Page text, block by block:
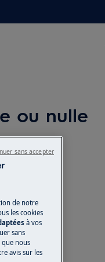
ou nulle
de notre
les cookies
à vos
sans
que nous
avis sur les
sans accepter